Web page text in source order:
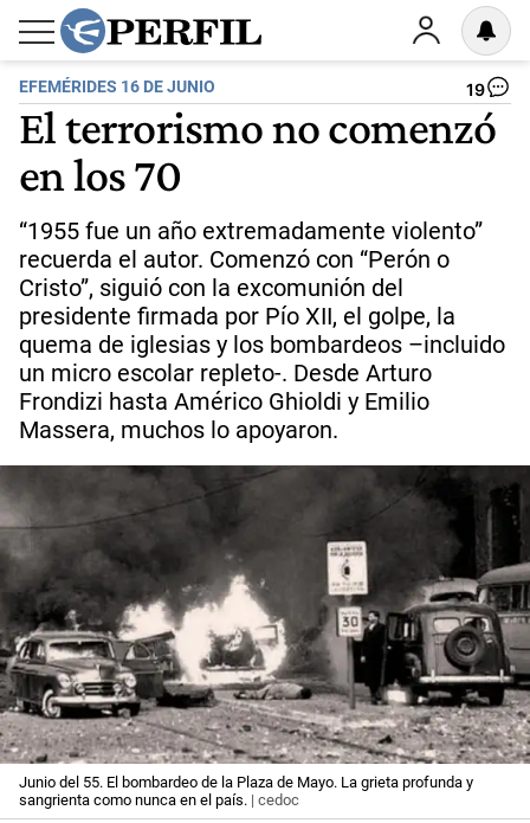
EFEMÉRIDES 16 DE JUNIO 19
El terrorismo no comenzó
en los 70
“1955 fue un año extremadamente violento”
recuerda el autor. Comenzó con “Perón o
Cristo”, siguió con la excomunión del
presidente firmada por Pío XII, el golpe, la
quema de iglesias y los bombardeos –incluido
un micro escolar repleto-. Desde Arturo
Frondizi hasta Américo Ghioldi y Emilio
Massera, muchos lo apoyaron.
Junio del 55. El bombardeo de la Plaza de Mayo. La grieta profunda y
sangrienta como nunca en el país. | cedoc